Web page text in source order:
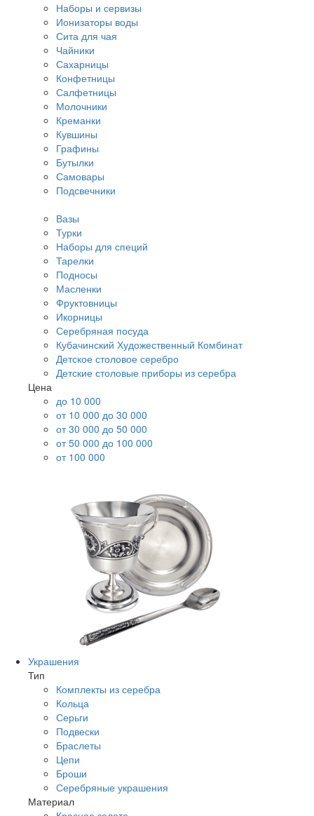
Наборы и сервизы
Ионизаторы воды
Сита для чая
Чайники
Сахарницы
Конфетницы
Салфетницы
Молочники
Креманки
Кувшины
Графины
Бутылки
Самовары
Подсвечники
Вазы
Турки
Наборы для специй
Тарелки
Подносы
Масленки
Фруктовницы
Икорницы
Серебряная посуда
Кубачинский Художественный Комбинат
Детское столовое серебро
Детские столовые приборы из серебра
Цена
до 10 000
от 10 000 до 30 000
от 30 000 до 50 000
от 50 000 до 100 000
от 100 000
Украшения
Тип
Комплекты из серебра
Кольца
Серьги
Подвески
Браслеты
Цепи
Броши
Серебряные украшения
Материал